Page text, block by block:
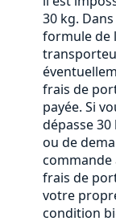
30 kg.
formule de
frais de
payée. Si
dépasse
ou de
commande
frais de
votre
condition